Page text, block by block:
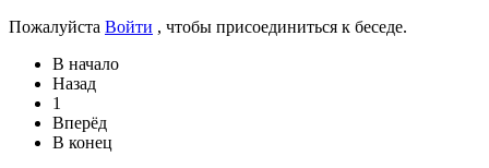
Пожалуйста Войти , чтобы присоединиться к беседе.
В начало
Назад
1
Вперёд
В конец